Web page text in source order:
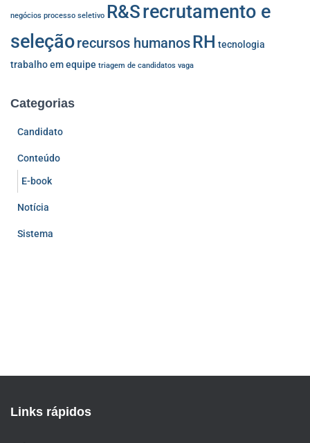
negócios processo seletivo R&Srecrutamento e
seleçãorecursos humanosRH tecnologia
trabalho em equipe triagem de candidatos vaga
Categorias
Candidato
Conteúdo
E-book
Notícia
Sistema
Links rápidos